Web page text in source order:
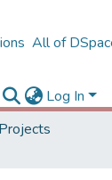
All of
Log In